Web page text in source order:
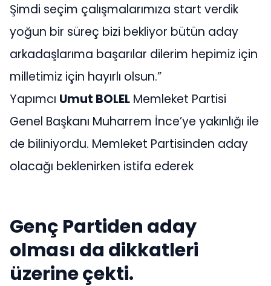
Şimdi seçim çalışmalarımıza start verdik
yoğun bir süreç bizi bekliyor bütün aday
arkadaşlarıma başarılar dilerim hepimiz için
milletimiz için hayırlı olsun.”
Yapımcı Umut BOLEL Memleket Partisi
Genel Başkanı Muharrem İnce’ye yakınlığı ile
de biliniyordu. Memleket Partisinden aday
olacağı beklenirken istifa ederek
Genç Partiden aday
olması da dikkatleri
üzerine çekti.